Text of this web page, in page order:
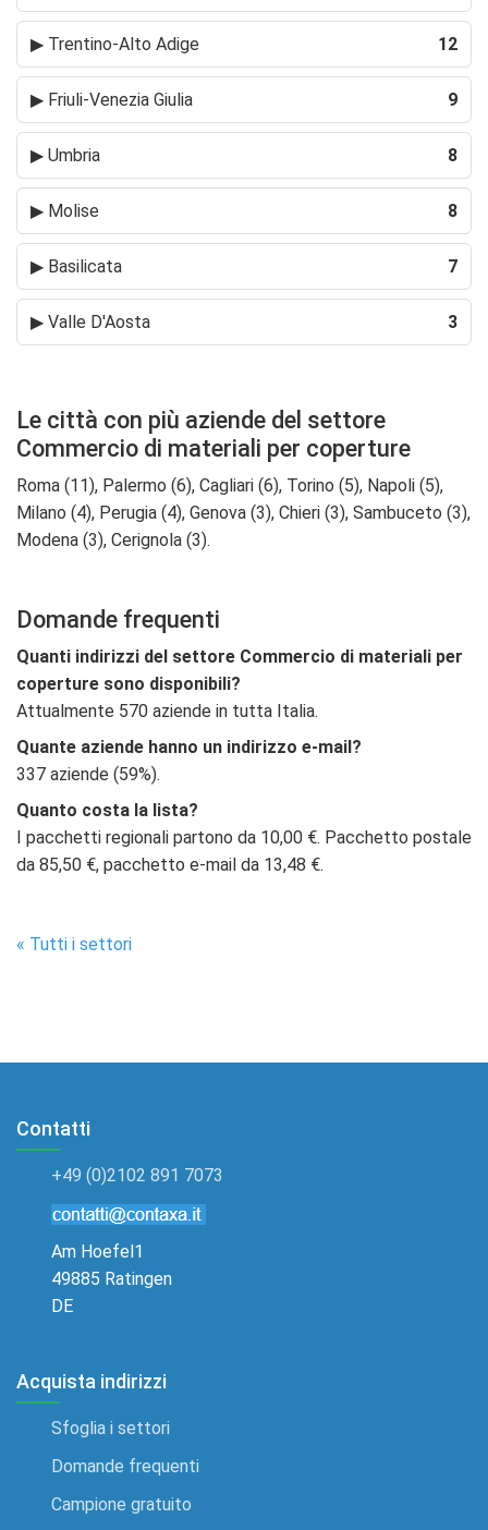
▶ Trentino-Alto Adige 12
▶ Friuli-Venezia Giulia 9
▶ Umbria 8
▶ Molise 8
▶ Basilicata 7
▶ Valle D'Aosta 3
Le città con più aziende del settore
Commercio di materiali per coperture
Roma (11), Palermo (6), Cagliari (6), Torino (5), Napoli (5),
Milano (4), Perugia (4), Genova (3), Chieri (3), Sambuceto (3),
Modena (3), Cerignola (3).
Domande frequenti
Quanti indirizzi del settore Commercio di materiali per
coperture sono disponibili?
Attualmente 570 aziende in tutta Italia.
Quante aziende hanno un indirizzo e-mail?
337 aziende (59%).
Quanto costa la lista?
I pacchetti regionali partono da 10,00 €. Pacchetto postale
da 85,50 €, pacchetto e-mail da 13,48 €.
« Tutti i settori
Contatti
+49 (0)2102 891 7073
Am Hoefel1
49885 Ratingen
DE
Acquista indirizzi
Sfoglia i settori
Domande frequenti
Campione gratuito